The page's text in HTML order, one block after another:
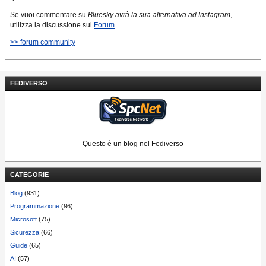
FEDIVERSO
Questo è un blog nel Fediverso
CATEGORIE
Blog (931)
Programmazione (96)
Microsoft (75)
Sicurezza (66)
Guide (65)
AI (57)
Se vuoi commentare su Bluesky avrà la sua alternativa ad Instagram,
utilizza la discussione sul
Forum.
>> forum community